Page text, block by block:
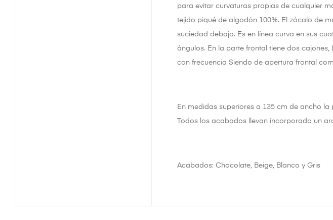
para evitar curvaturas propias de cualquier
tejido piqué de algodón 100%. El zócalo de
suciedad debajo. Es en línea curva en sus
ángulos. En la parte frontal tiene dos
con frecuencia Siendo de apertura frontal
En medidas superiores a 135 cm de ancho
Todos los acabados llevan incorporado un
Acabados: Chocolate, Beige, Blanco y Gris